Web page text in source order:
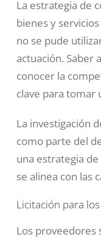
La estrategia de
bienes y
no se pude
actuación. Saber
conocer la
clave para tomar
La investigación
como parte del
una estrategia
se alinea con las
Licitación para
Los proveedores